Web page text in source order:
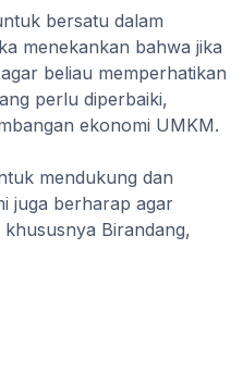
bersatu dalam
menekankan bahwa jika
beliau memperhatikan
perlu diperbaiki,
ekonomi UMKM.
mendukung dan
juga berharap agar
Birandang,